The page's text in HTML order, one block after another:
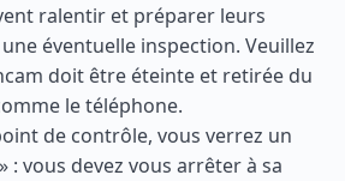
ralentir et préparer leurs
éventuelle inspection. Veuillez
doit être éteinte et retirée du
le téléphone.
de contrôle, vous verrez un
: vous devez vous arrêter à sa